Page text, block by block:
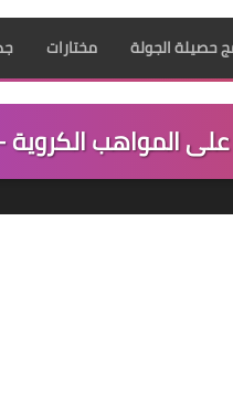
حصيلة الجولة مختارات
على المواهب